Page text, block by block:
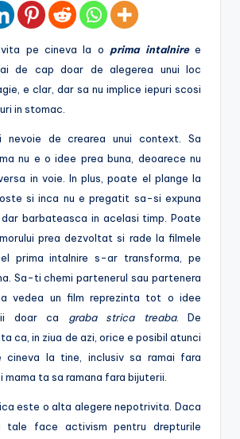
pe cineva la o prima intalniree
de cap doar de alegerea unui loc
e clar, dar sa nu implice iepuri scosi
in stomac.
nevoie de crearea unui context. Sa
nu e o idee prea buna, deoarece nu
in voie. In plus, poate el plange la
si inca nu e pregatit sa-si expuna
dar barbateasca in acelasi timp. Poate
prea dezvoltat si rade la filmele
prima intalnire s-ar transforma, pe
Sa-ti chemi partenerul sau partenera
vedea un film reprezinta tot o idee
doar ca graba strica treaba. De
ca, in ziua de azi, orice e posibil atunci
cineva la tine, inclusiv sa ramai fara
mama ta sa ramana fara bijuterii.
este o alta alegere nepotrivita. Daca
tale face activism pentru drepturile